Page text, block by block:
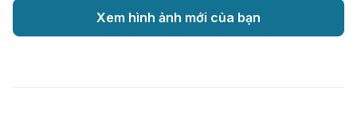
Xem hình ảnh mới của bạn